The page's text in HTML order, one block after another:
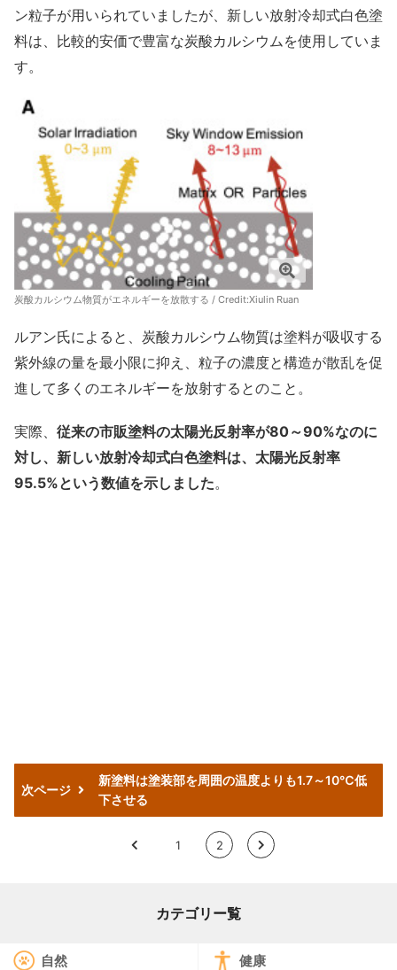
ン粒子が用いられていましたが、新しい放射冷却式白色塗
料は、比較的安価で豊富な炭酸カルシウムを使用していま
す。
炭酸カルシウム物質がエネルギーを放散する / Credit:Xiulin Ruan
ルアン氏によると、炭酸カルシウム物質は塗料が吸収する
紫外線の量を最小限に抑え、粒子の濃度と構造が散乱を促
進して多くのエネルギーを放射するとのこと。
実際、 従来の市販塗料の太陽光反射率が80～90%なのに
対し、新しい放射冷却式白色塗料は、太陽光反射率
95.5%という数値を示しました。
次ページ
新塗料は塗装部を周囲の温度よりも1.7～10℃低
下させる
< 1 2 >
カテゴリー覧
自然 健康